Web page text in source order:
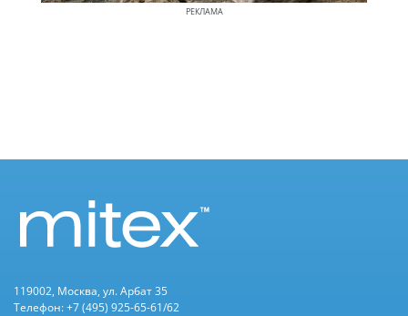
РЕКЛАМА
119002, Москва, ул. Арбат 35
Телефон: +7 (495) 925-65-61/62